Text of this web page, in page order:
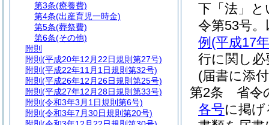
下「法」と
令第53号
例 (平成17
行に関し
(届書に添
第2条
省令
各号に掲
第3条(療養費)
第4条(出産育児一時金)
第5条(葬祭費)
第6条(その他)
附則
附則 (平成20年12月22日規則第27号)
附則 (平成22年11月1日規則第32号)
附則 (平成26年12月26日規則第25号)
附則 (平成27年12月28日規則第33号)
附則 (令和3年3月1日規則第6号)
附則 (令和3年7月30日規則第20号)